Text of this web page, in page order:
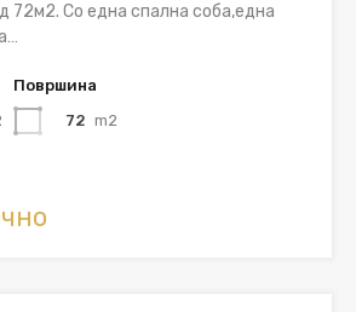
72м2. Со една спална соба,една
Површина
72 m2